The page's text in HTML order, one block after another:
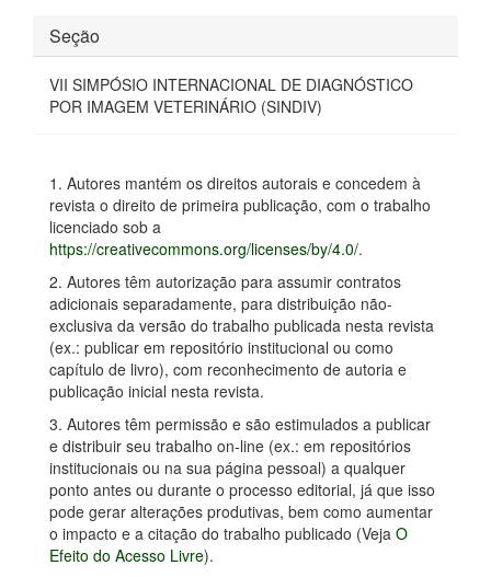
Seção
VII SIMPÓSIO INTERNACIONAL DE DIAGNÓSTICO
POR IMAGEM VETERINÁRIO (SINDIV)
1. Autores mantém os direitos autorais e concedem à
revista o direito de primeira publicação, com o trabalho
licenciado sob a
https://creativecommons.org/licenses/by/4.0/.
2. Autores têm autorização para assumir contratos
adicionais separadamente, para distribuição não-
exclusiva da versão do trabalho publicada nesta revista
(ex.: publicar em repositório institucional ou como
capítulo de livro), com reconhecimento de autoria e
publicação inicial nesta revista.
3. Autores têm permissão e são estimulados a publicar
e distribuir seu trabalho on-line (ex.: em repositórios
institucionais ou na sua página pessoal) a qualquer
ponto antes ou durante o processo editorial, já que isso
pode gerar alterações produtivas, bem como aumentar
o impacto e a citação do trabalho publicado (Veja O
Efeito do Acesso Livre).